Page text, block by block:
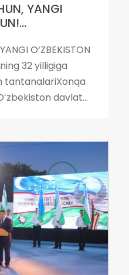
YANGI
O‘ZBEKISTON
32 yilligiga
tantanalariXonqa
davlat...